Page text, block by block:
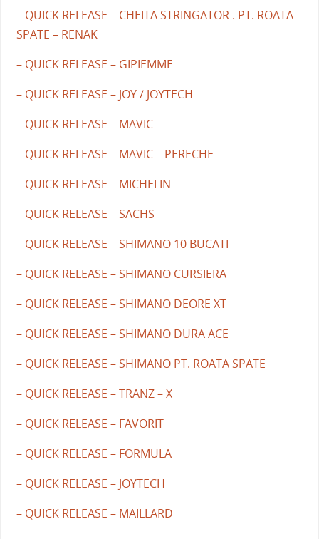
– QUICK RELEASE – CHEITA STRINGATOR . PT. ROATA
SPATE – RENAK
– QUICK RELEASE – GIPIEMME
– QUICK RELEASE – JOY / JOYTECH
– QUICK RELEASE – MAVIC
– QUICK RELEASE – MAVIC – PERECHE
– QUICK RELEASE – MICHELIN
– QUICK RELEASE – SACHS
– QUICK RELEASE – SHIMANO 10 BUCATI
– QUICK RELEASE – SHIMANO CURSIERA
– QUICK RELEASE – SHIMANO DEORE XT
– QUICK RELEASE – SHIMANO DURA ACE
– QUICK RELEASE – SHIMANO PT. ROATA SPATE
– QUICK RELEASE – TRANZ – X
– QUICK RELEASE – FAVORIT
– QUICK RELEASE – FORMULA
– QUICK RELEASE – JOYTECH
– QUICK RELEASE – MAILLARD